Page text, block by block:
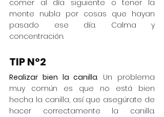
comer al día siguiente o tener la
mente nubla por cosas que hayan
pasado ese día. Calma y
concentración.
TIP Nº2
Realizar bien la canilla. Un problema
muy común es que no está bien
hecha la canilla, así que asegúrate de
hacer correctamente la canilla.